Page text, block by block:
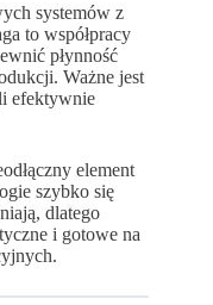
systemów z
to współpracy
płynność
Ważne jest
efektywnie
element
szybko się
dlatego
i gotowe na